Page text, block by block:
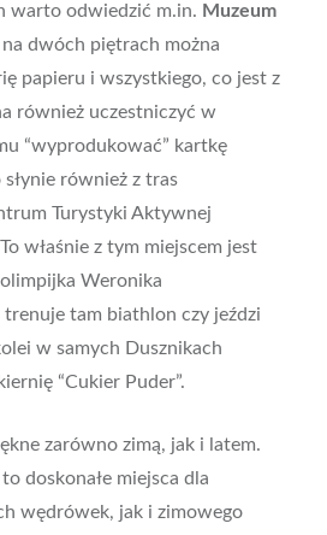
warto odwiedzić m.in. Muzeum
na dwóch piętrach można
papieru i wszystkiego, co jest z
również uczestniczyć w
“wyprodukować” kartkę
również z tras
Turystyki Aktywnej
właśnie z tym miejscem jest
Weronika
tam biathlon czy jeździ
w samych Dusznikach
“Cukier Puder”.
zarówno zimą, jak i latem.
doskonałe miejsca dla
wędrówek, jak i zimowego